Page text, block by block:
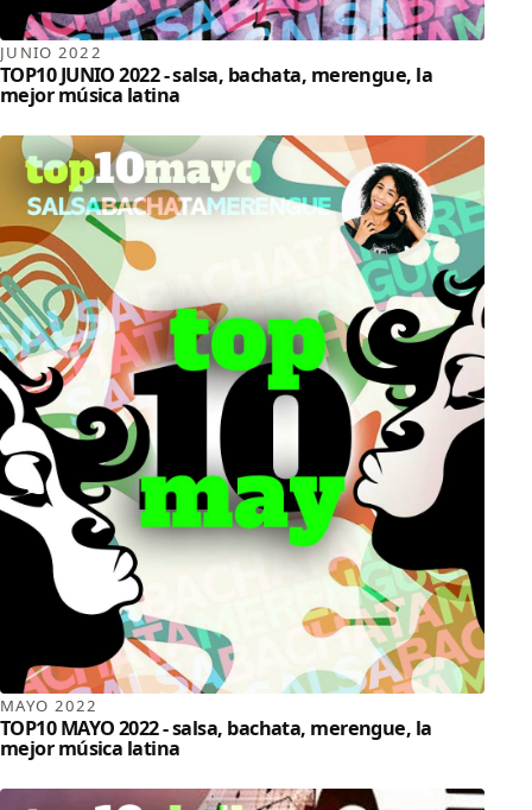
JUNIO 2022
TOP10 JUNIO 2022 - salsa, bachata, merengue, la
mejor música latina
MAYO 2022
TOP10 MAYO 2022 - salsa, bachata, merengue, la
mejor música latina